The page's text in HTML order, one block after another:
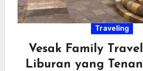
Traveling
Vesak Family
Liburan yang